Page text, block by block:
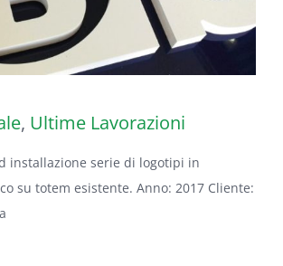
, Ultime Lavorazioni
installazione serie di logotipi in
su totem esistente. Anno: 2017 Cliente: